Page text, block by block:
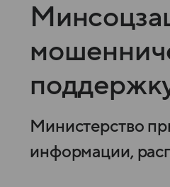
Министерство
информации,